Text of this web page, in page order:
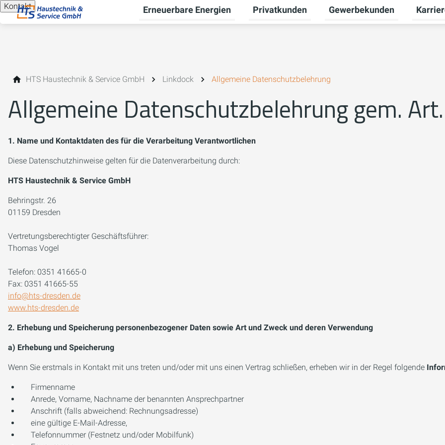
Kontakt Erneuerbare Energien
Untermenü für Erneuerbare Energien umschalten
Privatkunden
Untermenü für Privatkunden
Gewerbekunden
HTS Haustechnik & Service GmbH Linkdock Allgemeine Datenschutzbelehrung
Allgemeine Datenschutzbelehrung gem.
1. Name und Kontaktdaten des für die Verarbeitung Verantwortlichen
Diese Datenschutzhinweise gelten für die Datenverarbeitung durch:
HTS Haustechnik & Service GmbH
Behringstr. 26
01159 Dresden
Vertretungsberechtigter Geschäftsführer:
Thomas Vogel
Telefon: 0351 41665-0
Fax: 0351 41665-55
info@hts-dresden.de
​​​​​​​www.hts-dresden.de
2. Erhebung und Speicherung personenbezogener Daten sowie Art und Zweck und deren Verwendung
a) Erhebung und Speicherung
Wenn Sie erstmals in Kontakt mit uns treten und/oder mit uns einen Vertrag schließen, erheben wir in der Regel folgende
Firmenname
Anrede, Vorname, Nachname der benannten Ansprechpartner
Anschrift (falls abweichend: Rechnungsadresse)
eine gültige E-Mail-Adresse,
Telefonnummer (Festnetz und/oder Mobilfunk)